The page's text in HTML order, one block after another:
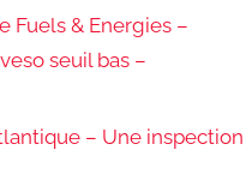
Fuels & Energies –
seuil bas –
– Une inspection